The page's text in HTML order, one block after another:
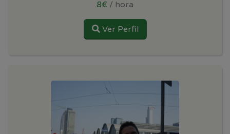
8€ / hora
Ver Perfil